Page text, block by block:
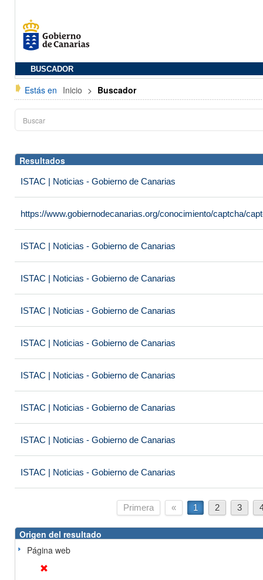
BUSCADOR
Estás en Inicio > Buscador
Resultados
ISTAC | Noticias - Gobierno de Canarias
https://www.gobiernodecanarias.org/conocimiento/captcha/
ISTAC | Noticias - Gobierno de Canarias
ISTAC | Noticias - Gobierno de Canarias
ISTAC | Noticias - Gobierno de Canarias
ISTAC | Noticias - Gobierno de Canarias
ISTAC | Noticias - Gobierno de Canarias
ISTAC | Noticias - Gobierno de Canarias
ISTAC | Noticias - Gobierno de Canarias
ISTAC | Noticias - Gobierno de Canarias
Primera « 1 2 3
Origen del resultado
Página web